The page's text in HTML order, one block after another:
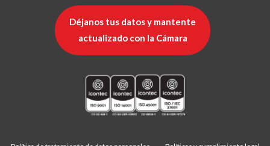
Déjanos tus datos y mantente
actualizado con la Cámara